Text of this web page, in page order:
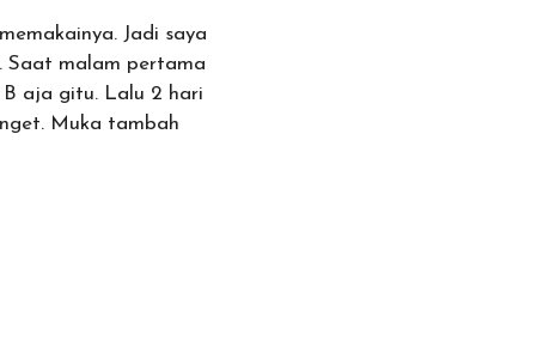
Jadi saya
Saat malam pertama
B aja gitu. Lalu 2 hari
Muka tambah